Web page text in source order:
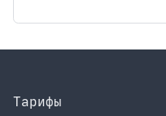
Тарифы